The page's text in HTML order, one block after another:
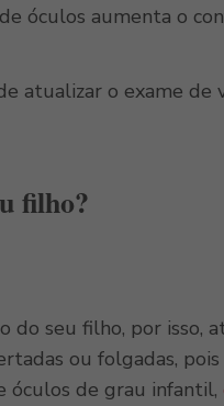
óculos aumenta o
atualizar o exame de
filho?
do seu filho, por isso,
ou folgadas,
óculos de grau infantil,